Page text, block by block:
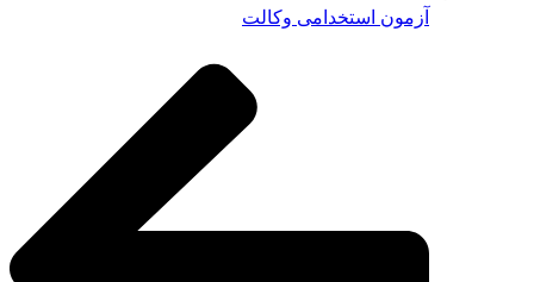
آزمون استخدامی وکالت